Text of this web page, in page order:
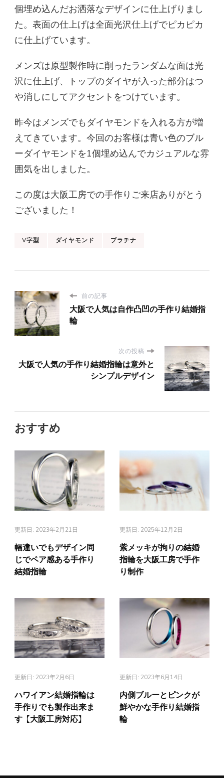
個埋め込んだお洒落なデザインに仕上げりまし
た。表面の仕上げは全面光沢仕上げでピカピカ
に仕上げています。
メンズは原型製作時に削ったランダムな面は光
沢に仕上げ、トップのダイヤが入った部分はつ
や消しにしてアクセントをつけています。
昨今はメンズでもダイヤモンドを入れる方が増
えてきています。今回のお客様は青い色のブル
ーダイヤモンドを1個埋め込んでカジュアルな雰
囲気を出しました。
この度は大阪工房での手作りご来店ありがとう
ございました！
V字型 ダイヤモンド プラチナ
前の記事
大阪で人気は自作凸凹の手作り結婚指
輪
次の投稿
大阪で人気の手作り結婚指輪は意外と
シンプルデザイン
おすすめ
更新日: 2023年2月21日
幅違いでもデザイン同
じでペア感ある手作り
結婚指輪
更新日: 2025年12月2日
紫メッキが拘りの結婚
指輪を大阪工房で手作
り制作
更新日: 2023年2月6日
ハワイアン結婚指輪は
手作りでも製作出来ま
す【大阪工房対応】
更新日: 2023年6月14日
内側ブルーとピンクが
鮮やかな手作り結婚指
輪